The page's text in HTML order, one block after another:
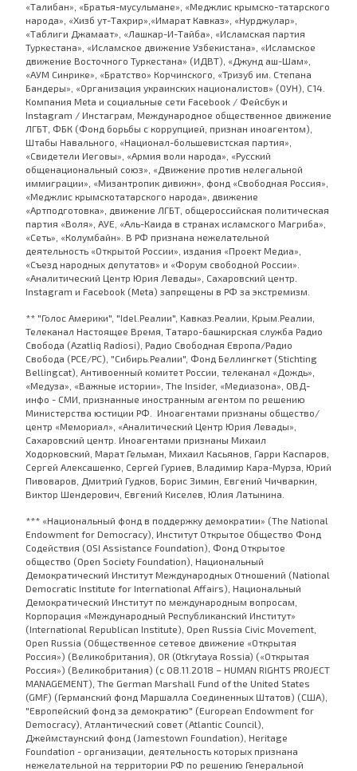
«Талибан», «Братья-мусульмане», «Меджлис крымско-татарского
народа», «Хизб ут-Тахрир»,«Имарат Кавказ», «Нурджулар»,
«Таблиги Джамаат», «Лашкар-И-Тайба», «Исламская партия
Туркестана», «Исламское движение Узбекистана», «Исламское
движение Восточного Туркестана» (ИДВТ), «Джунд аш-Шам»,
«АУМ Синрике», «Братство» Корчинского, «Тризуб им. Степана
Бандеры», «Организация украинских националистов» (ОУН), С14.
Компания Meta и социальные сети Facebook / Фейсбук и
Instagram / Инстаграм, Международное общественное движение
ЛГБТ, ФБК (Фонд борьбы с коррупцией, признан иноагентом),
Штабы Навального, «Национал-большевистская партия»,
«Свидетели Иеговы», «Армия воли народа», «Русский
общенациональный союз», «Движение против нелегальной
иммиграции», «Мизантропик дивижн», фонд «Свободная Россия»,
«Меджлис крымскотатарского народа», движение
«Артподготовка», движение ЛГБТ, общероссийская политическая
партия «Воля», АУЕ, «Аль-Каида в странах исламского Магриба»,
«Сеть», «Колумбайн». В РФ признана нежелательной
деятельность «Открытой России», издания «Проект Медиа»,
«Съезд народных депутатов» и «Форум свободной России».
«Аналитический Центр Юрия Левады», Сахаровский центр.
Instagram и Facebook (Metа) запрещены в РФ за экстремизм.
** "Голос Америки", "Idel.Реалии", Кавказ.Реалии, Крым.Реалии,
Телеканал Настоящее Время, Татаро-башкирская служба Радио
Свобода (Azatliq Radiosi), Радио Свободная Европа/Радио
Свобода (PCE/PC), "Сибирь.Реалии", Фонд Беллингкет (Stichting
Bellingcat), Антивоенный комитет России, телеканал «Дождь»,
«Медуза», «Важные истории», The Insider, «Медиазона», ОВД-
инфо - СМИ, признанные иностранным агентом по решению
Министерства юстиции РФ. Иноагентами признаны общество/
центр «Мемориал», «Аналитический Центр Юрия Левады»,
Сахаровский центр. Иноагентами признаны Михаил
Ходорковский, Марат Гельман, Михаил Касьянов, Гарри Каспаров,
Сергей Алексашенко, Сергей Гуриев, Владимир Кара-Мурза, Юрий
Пивоваров, Дмитрий Гудков, Борис Зимин, Евгений Чичваркин,
Виктор Шендерович, Евгений Киселев, Юлия Латынина.
*** «Национальный фонд в поддержку демократии» (The National
Endowment for Democracy), Институт Открытое Общество Фонд
Содействия (OSI Assistance Foundation), Фонд Открытое
общество (Open Society Foundation), Национальный
Демократический Институт Международных Отношений (National
Democratic Institute for International Affairs), Национальный
Демократический Институт по международным вопросам,
Корпорация «Международный Республиканский Институт»
(International Republican Institute), Open Russia Civic Movement,
Open Russia (Общественное сетевое движение «Открытая
Россия») (Великобритания), OR (Otkrytaya Rossia) («Открытая
Россия») (Великобритания) (с 08.11.2018 – HUMAN RIGHTS PROJECT
MANAGEMENT), The German Marshall Fund of the United States
(GMF) (Германский фонд Маршалла Соединенных Штатов) (США),
"Европейский фонд за демократию" (European Endowment for
Democracy), Атлантический совет (Atlantic Council),
Джеймстаунский фонд (Jamestown Foundation), Heritage
Foundation - организации, деятельность которых признана
нежелательной на территории РФ по решению Генеральной